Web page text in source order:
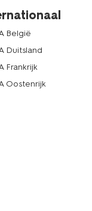
België
Duitsland
Frankrijk
Oostenrijk